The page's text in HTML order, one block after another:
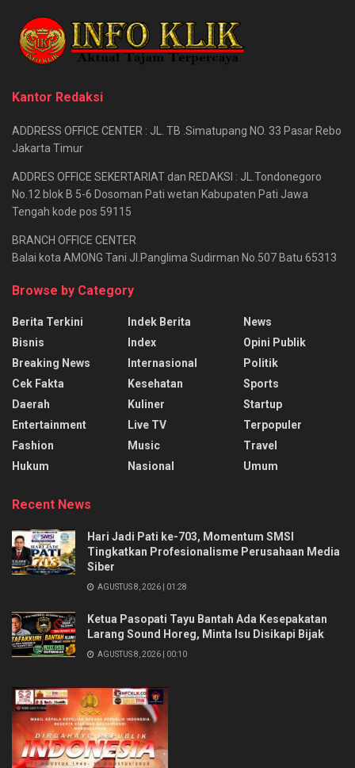
Kantor Redaksi
ADDRESS OFFICE CENTER : JL. TB .Simatupang NO. 33 Pasar Rebo
Jakarta Timur
ADDRES OFFICE SEKERTARIAT dan REDAKSI : JL.Tondonegoro
No.12 blok B 5-6 Dosoman Pati wetan Kabupaten Pati Jawa
Tengah kode pos 59115
BRANCH OFFICE CENTER
Balai kota AMONG Tani Jl.Panglima Sudirman No.507 Batu 65313
Browse by Category
Berita Terkini
Bisnis
Breaking News
Cek Fakta
Daerah
Entertainment
Fashion
Hukum
Indek Berita
Index
Internasional
Kesehatan
Kuliner
Live TV
Music
Nasional
News
Opini Publik
Politik
Sports
Startup
Terpopuler
Travel
Umum
Recent News
Hari Jadi Pati ke-703, Momentum SMSI
Tingkatkan Profesionalisme Perusahaan Media
Siber
AGUSTUS 8, 2026 | 01:28
Ketua Pasopati Tayu Bantah Ada Kesepakatan
Larang Sound Horeg, Minta Isu Disikapi Bijak
AGUSTUS 8, 2026 | 00:10